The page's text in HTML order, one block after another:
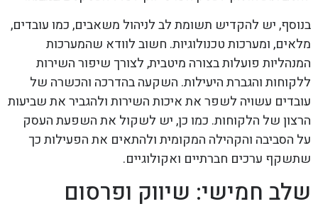
בנוסף, יש להקדיש תשומת לב לניהול משאבים, כמו עובדים,
מלאים, ומערכות טכנולוגיות. חשוב לוודא שהמערכות
המנהליות פועלות בצורה מיטבית, לצורך שיפור השירות
ללקוחות והגברת היעילות. השקעה בהדרכה והכשרה של
עובדים עשויה לשפר את איכות השירות ולהגביר את שביעות
הרצון של הלקוחות. כמו כן, יש לשקול את השפעת העסק
על הסביבה והקהילה המקומית ולהתאים את הפעילות כך
שתשקף ערכים חברתיים ואקולוגיים.
שלב חמישי: שיווק ופרסום